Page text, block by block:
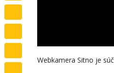
Webkamera Sitno je